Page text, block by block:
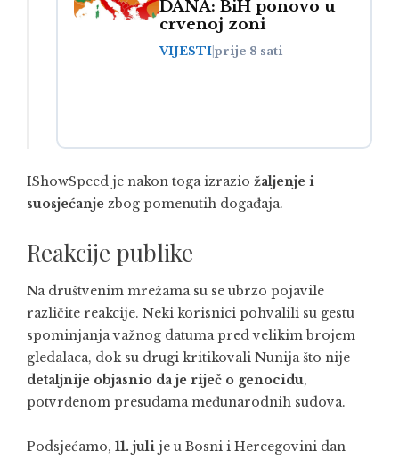
DANA: BiH ponovo u
crvenoj zoni
VIJESTIprije 8 sati
IShowSpeed je nakon toga izrazio žaljenje i
suosjećanje zbog pomenutih događaja.
Reakcije publike
Na društvenim mrežama su se ubrzo pojavile
različite reakcije. Neki korisnici pohvalili su gestu
spominjanja važnog datuma pred velikim brojem
gledalaca, dok su drugi kritikovali Nunija što nije
detaljnije objasnio da je riječ o genocidu,
potvrđenom presudama međunarodnih sudova.
Podsjećamo, 11. juli je u Bosni i Hercegovini dan